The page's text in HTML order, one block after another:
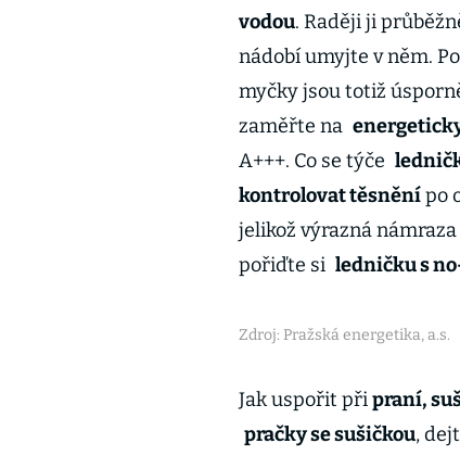
vodou. Raději ji
nádobí umyjte v něm.
myčky jsou totiž
zaměřte na
A+++. Co se týče
kontrolovat těsněnípo
jelikož výrazná
pořiďte si ledničku s
Zdroj: Pražská energetika, a.s.
Jak uspořit připraní,
pračky se sušičkou,